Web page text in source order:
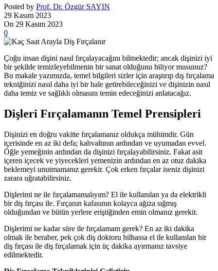
Posted by Prof. Dr. Özgür SAYIN
29 Kasım 2023
On 29 Kasım 2023
0
Çoğu insan dişini nasıl fırçalayacağını bilmektedir; ancak dişinizi iyi
bir şekilde temizleyebilmenin bir sanat olduğunu biliyor musunuz?
Bu makale yazımızda, temel bilgileri sizler için araştırıp dış fırçalama
tekniğinizi nasıl daha iyi bir hale getirebileceğinizi ve dişinizin nasıl
daha temiz ve sağlıklı olmasını temin edeceğinizi anlatacağız.
Dişleri Fırçalamanın Temel Prensipleri
Dişinizi en doğru vakitte fırçalamanız oldukça mühimdir. Gün
içerisinde en az iki defa; kahvaltının ardından ve uyumadan evvel.
Öğle yemeğinin ardından da dişinizi fırçalayabilirsiniz. Fakat asit
içeren içecek ve yiyecekleri yemenizin ardından en az otuz dakika
beklemeyi unutmamanız gerekir. Çok erken fırçalar iseniz dişinizi
zarara uğratabilirsiniz.
Dişlerimi ne ile fırçalamamalıyım? El ile kullanılan ya da elektrikli
bir diş fırçası ile. Fırçanın kafasının kolayca ağıza sığmış
olduğundan ve bütün yerlere eriştiğinden emin olmanız gerekir.
Dişlerimi ne kadar süre ile fırçalamam gerek? En az iki dakika
olmak ile beraber, pek çok diş doktoru bilhassa el ile kullanılan bir
diş fırçası ile diş fırçalamak için üç dakika ayırmanız tavsiye
edilmektedir.